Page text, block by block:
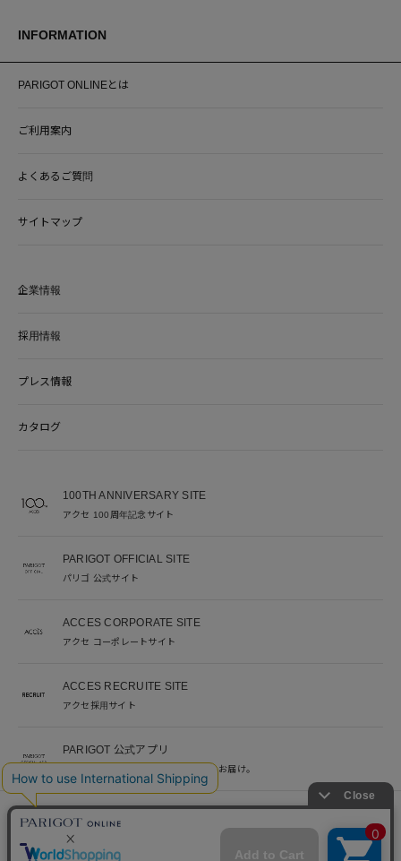
INFORMATION
PARIGOT ONLINEとは
ご利用案内
よくあるご質問
サイトマップ
企業情報
採用情報
プレス情報
カタログ
100TH ANNIVERSARY SITE
アクセ 100周年記念サイト
PARIGOT OFFICIAL SITE
パリゴ 公式サイト
ACCES CORPORATE SITE
アクセ コーポレートサイト
ACCES RECRUITE SITE
アクセ採用サイト
PARIGOT 公式アプリ
新着情報を、プッシュ通知でいち早くお届け。
©︎ACCES co. ltd. all rights reserved
※当サイト掲載写真のオークションなどへの二次転用を固く禁じます。